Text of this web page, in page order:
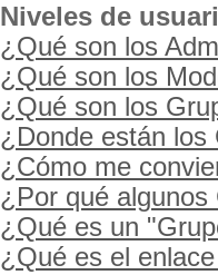
Niveles de
¿Qué son los
¿Qué son los
¿Qué son los
¿Donde están los
¿Cómo me
¿Por qué algunos
¿Qué es un
¿Qué es el